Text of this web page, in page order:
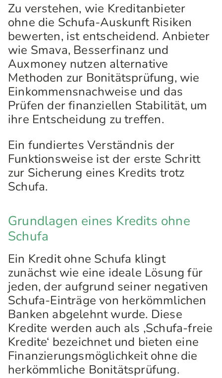
Zu verstehen, wie Kreditanbieter
ohne die Schufa-Auskunft Risiken
bewerten, ist entscheidend. Anbieter
wie Smava, Besserfinanz und
Auxmoney nutzen alternative
Methoden zur Bonitätsprüfung, wie
Einkommensnachweise und das
Prüfen der finanziellen Stabilität, um
ihre Entscheidung zu treffen.
Ein fundiertes Verständnis der
Funktionsweise ist der erste Schritt
zur Sicherung eines Kredits trotz
Schufa.
Grundlagen eines Kredits ohne
Schufa
Ein Kredit ohne Schufa klingt
zunächst wie eine ideale Lösung für
jeden, der aufgrund seiner negativen
Schufa-Einträge von herkömmlichen
Banken abgelehnt wurde. Diese
Kredite werden auch als ‚Schufa-freie
Kredite‘ bezeichnet und bieten eine
Finanzierungsmöglichkeit ohne die
herkömmliche Bonitätsprüfung.